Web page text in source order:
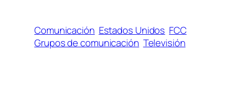
Comunicación Estados Unidos FCC
Grupos de comunicación Televisión